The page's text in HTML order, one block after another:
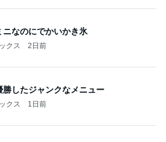
ニなのにでかいかき氷
クス 2日前
勝したジャンクなメニュー
クス 1日前